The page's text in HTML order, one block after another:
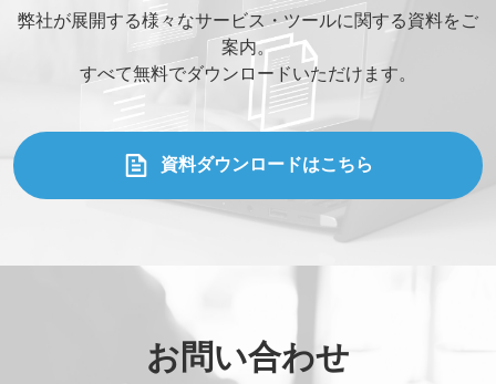
弊社が展開する様々なサービス・ツールに関する資料をご
案内。
すべて無料でダウンロードいただけます。
資料ダウンロードはこちら
お問い合わせ